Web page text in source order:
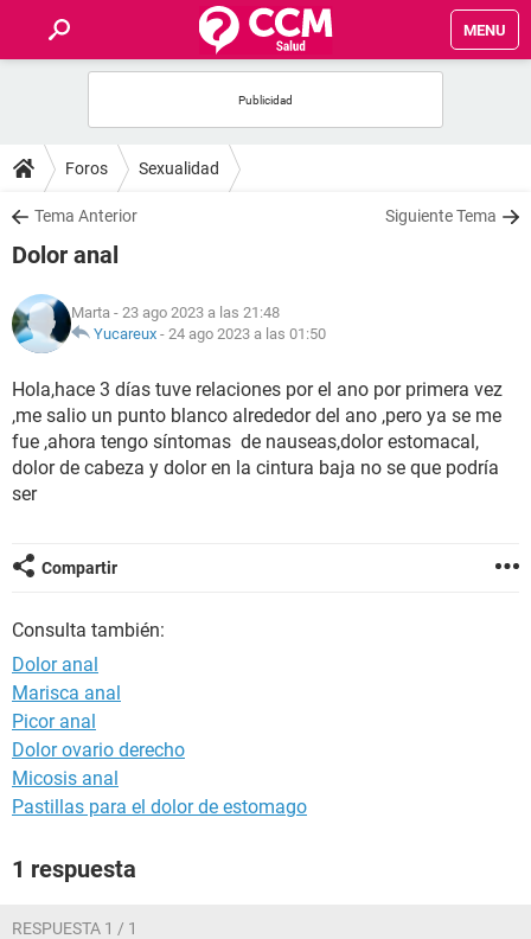
MENU
FOROS
SALUD
NUTRICIÓN
BIENESTAR
SEXUALIDAD
Foros Sexualidad
Tema Anterior Siguiente Tema
Dolor anal
Marta - 23 ago 2023 a las 21:48
Yucareux - 24 ago 2023 a las 01:50
Hola,hace 3 días tuve relaciones por el ano por primera vez
,me salio un punto blanco alrededor del ano ,pero ya se me
fue ,ahora tengo síntomas de nauseas,dolor estomacal,
dolor de cabeza y dolor en la cintura baja no se que podría
ser
Compartir
Consulta también:
Dolor anal
Marisca anal
Picor anal
Dolor ovario derecho
Micosis anal
Pastillas para el dolor de estomago
1 respuesta
RESPUESTA 1 / 1